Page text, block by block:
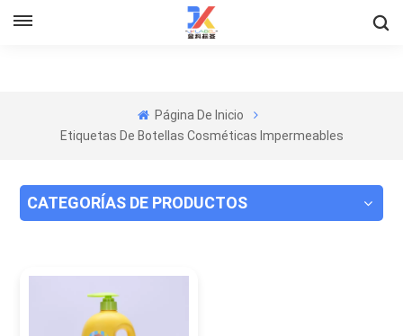
Página De Inicio
Etiquetas De Botellas Cosméticas Impermeables
CATEGORÍAS DE PRODUCTOS